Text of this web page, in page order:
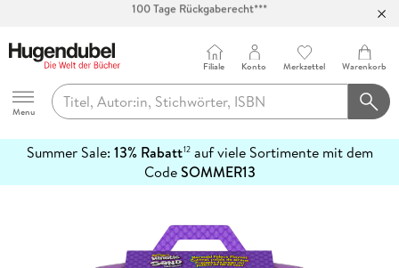
Abholung in über 100 Filialen
Hugendubel
Menu
Filiale Konto Merkzettel Warenkorb
Summer Sale: 13% Rabatt12auf viele Sortimente mit dem
CodeSOMMER13
erfahren